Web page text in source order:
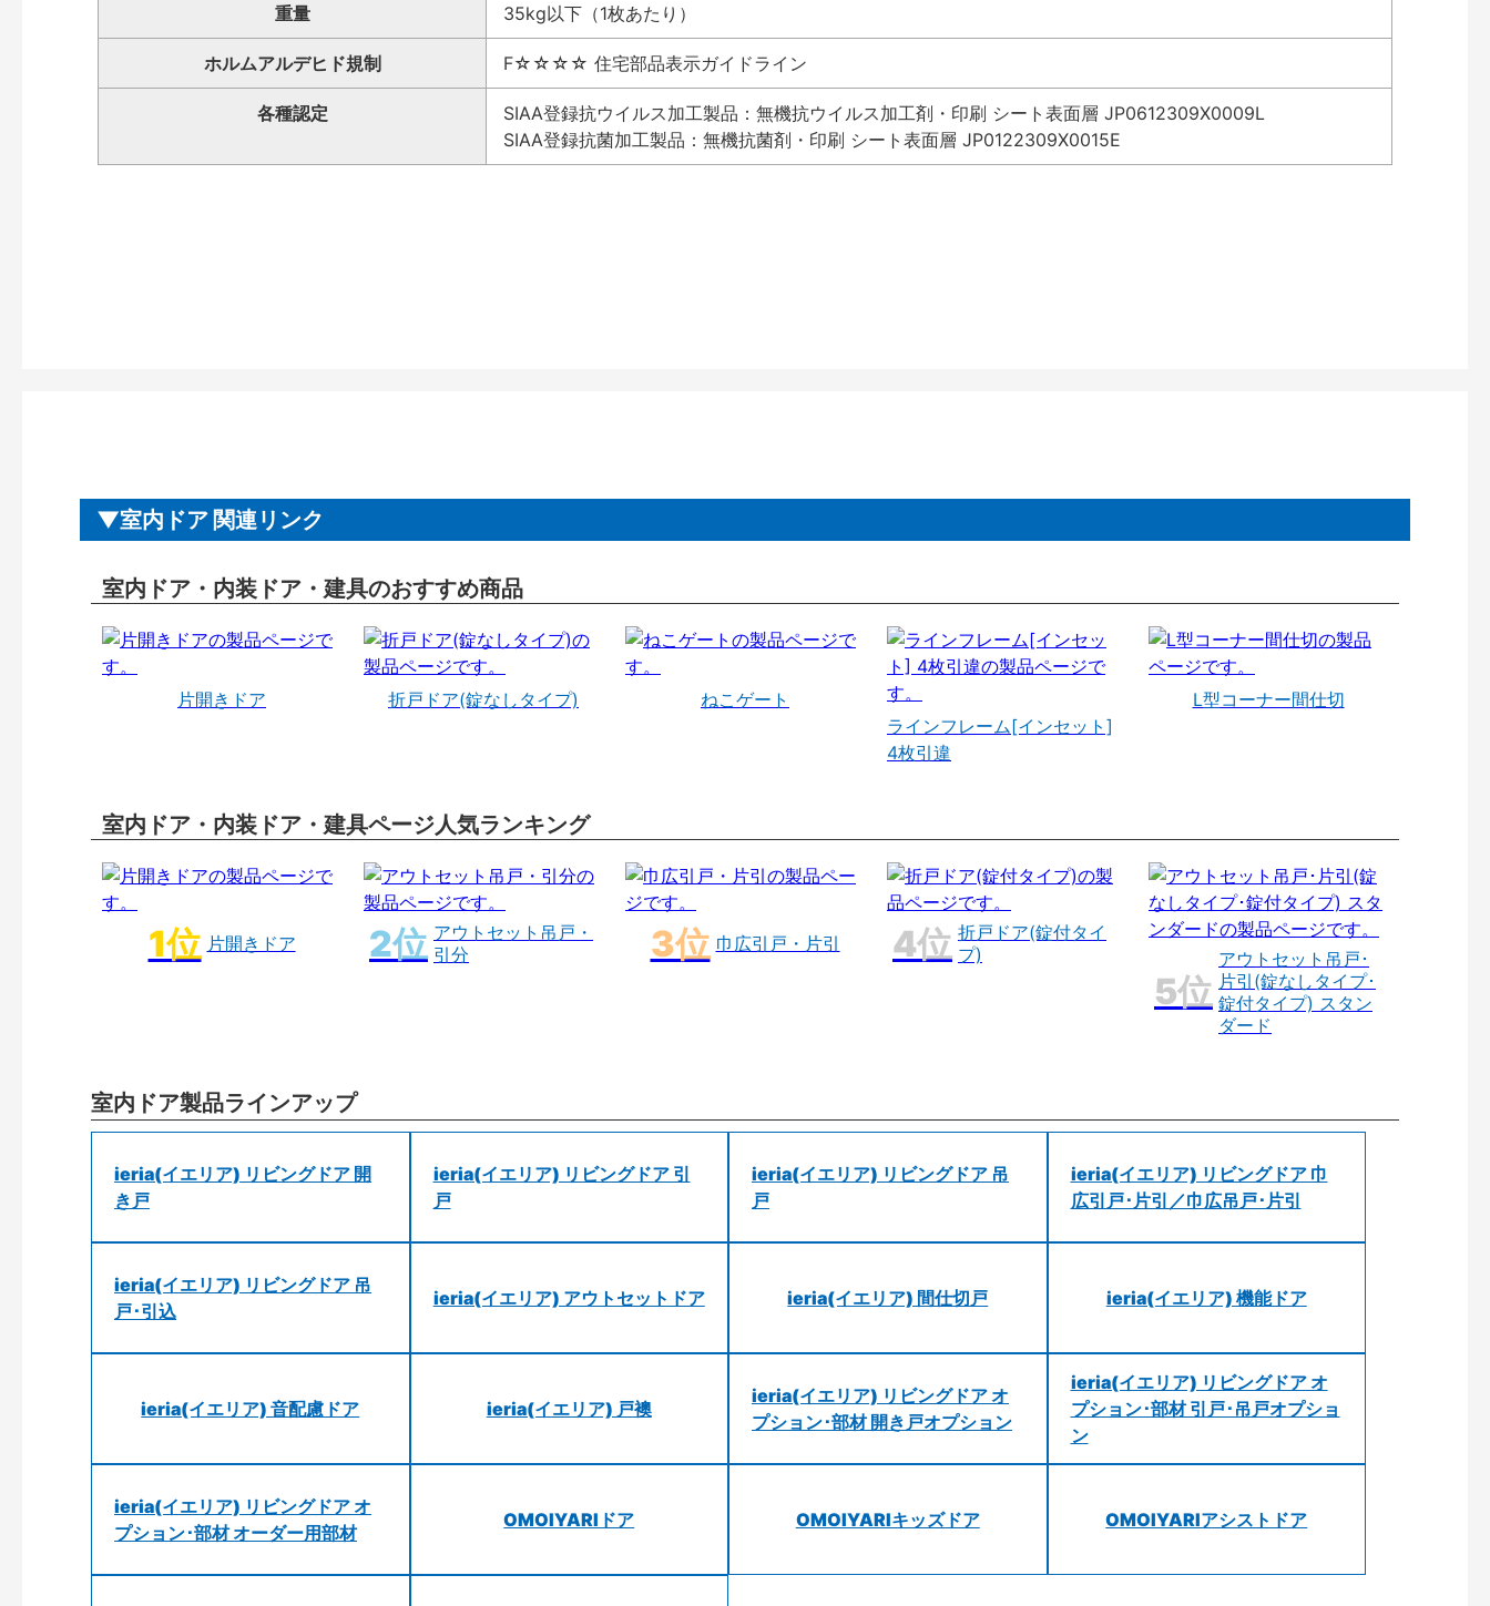
重量 35kg以下（1枚あたり）
ホルムアルデヒド規制 F☆☆☆☆ 住宅部品表示ガイドライン
各種認定
SIAA登録抗ウイルス加工製品：無機抗ウイルス加工剤・印刷 シート表面層 JP0612309X0009L
SIAA登録抗菌加工製品：無機抗菌剤・印刷 シート表面層 JP0122309X0015E
室内ドア 関連リンク
室内ドア・内装ドア・建具のおすすめ商品
片開きドア 折戸ドア(錠なしタイプ)
ねこゲート
ラインフレーム[インセット]
4枚引違
L型コーナー間仕切
室内ドア・内装ドア・建具ページ人気ランキング
片開きドア
アウトセット吊戸・
引分
巾広引戸・片引
折戸ドア(錠付タイ
プ)
アウトセット吊戸･
片引(錠なしタイプ･
錠付タイプ) スタン
ダード
室内ドア製品ラインアップ
ieria(イエリア) リビングドア 開
き戸
ieria(イエリア) リビングドア 引
戸
ieria(イエリア) リビングドア 吊
戸
ieria(イエリア) リビングドア 巾
広引戸･片引／巾広吊戸･片引
ieria(イエリア) リビングドア 吊
戸･引込
ieria(イエリア) アウトセットドア ieria(イエリア) 間仕切戸 ieria(イエリア) 機能ドア
ieria(イエリア) 音配慮ドア ieria(イエリア) 戸襖
ieria(イエリア) リビングドア オ
プション･部材 開き戸オプション
ieria(イエリア) リビングドア オ
プション･部材 引戸･吊戸オプショ
ン
ieria(イエリア) リビングドア オ
プション･部材 オーダー用部材
OMOIYARIドア OMOIYARIキッズドア OMOIYARIアシストドア